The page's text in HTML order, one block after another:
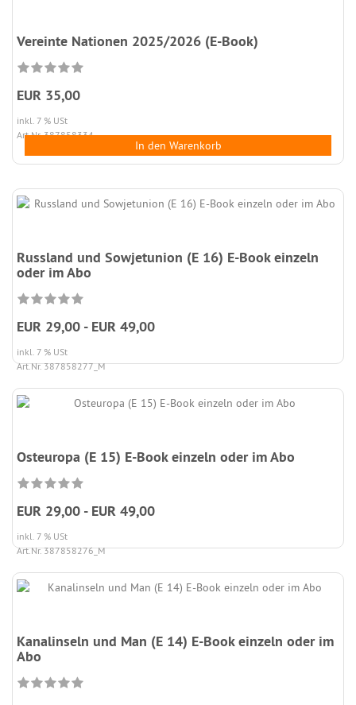
Vereinte Nationen 2025/2026 (E-Book)
EUR 35,00
inkl. 7 % USt
Art.Nr. 387858334
In den Warenkorb
Russland und Sowjetunion (E 16) E-Book einzeln
oder im Abo
EUR 29,00 - EUR 49,00
inkl. 7 % USt
Art.Nr. 387858277_M
Osteuropa (E 15) E-Book einzeln oder im Abo
EUR 29,00 - EUR 49,00
inkl. 7 % USt
Art.Nr. 387858276_M
Kanalinseln und Man (E 14) E-Book einzeln oder im
Abo